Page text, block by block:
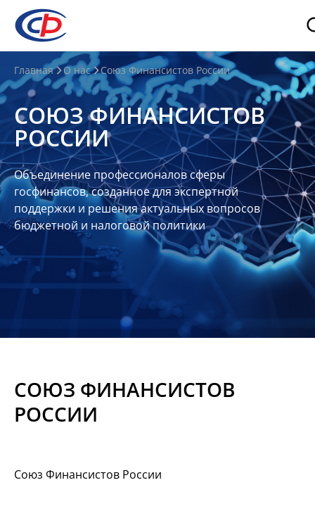
О
нас
О
СФР
Совет
Союза
Участники
Планы
отчеты
Контакты
Материалы
Главная О нас Союз Финансистов России
СОЮЗ ФИНАНСИСТОВ
РОССИИ
Объединение профессионалов сферы
госфинансов, созданное для экспертной
поддержки и решения актуальных вопросов
бюджетной и налоговой политики
СОЮЗ ФИНАНСИСТОВ
РОССИИ
Союз Финансистов России